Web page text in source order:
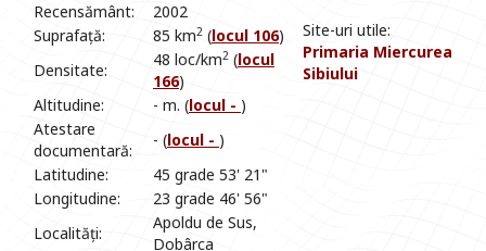
Site-uri utile:
Primaria Miercurea
Sibiului
Recensământ:
2002
Suprafață:
85 km2 (locul 106)
Densitate:
48 loc/km2 (locul
166)
Altitudine:
- m. (locul - )
Atestare
documentară:
- (locul - )
Latitudine:
45 grade 53' 21"
Longitudine:
23 grade 46' 56"
Localități:
Apoldu de Sus,
Dobârca